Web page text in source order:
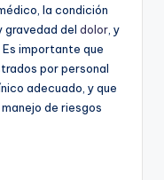
la condición
gravedad del dolor , y
importante que
por personal
adecuado, y que
de riesgos